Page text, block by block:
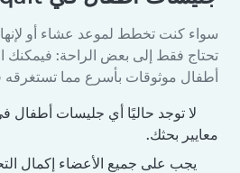
سواء كنت تخطط لموعد عشاء أو
تحتاج فقط إلى بعض الراحة: فيمكنك
أطفال موثوقات بأسرع مما تستغرقه
معايير بحثك.
يجب على جميع الأعضاء إكمال